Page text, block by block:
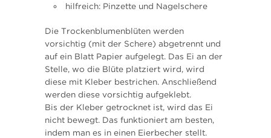
hilfreich: Pinzette und Nagelschere
Die Trockenblumenblüten werden
vorsichtig (mit der Schere) abgetrennt und
auf ein Blatt Papier aufgelegt. Das Ei an der
Stelle, wo die Blüte platziert wird, wird
diese mit Kleber bestrichen. Anschließend
werden diese vorsichtig aufgeklebt.
Bis der Kleber getrocknet ist, wird das Ei
nicht bewegt. Das funktioniert am besten,
indem man es in einen Eierbecher stellt.